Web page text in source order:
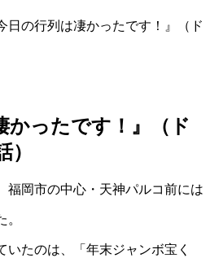
日の行列は凄かったです！』（ド
かったです！』（ド
福岡市の中心・天神パルコ前には
いたのは、「年末ジャンボ宝く